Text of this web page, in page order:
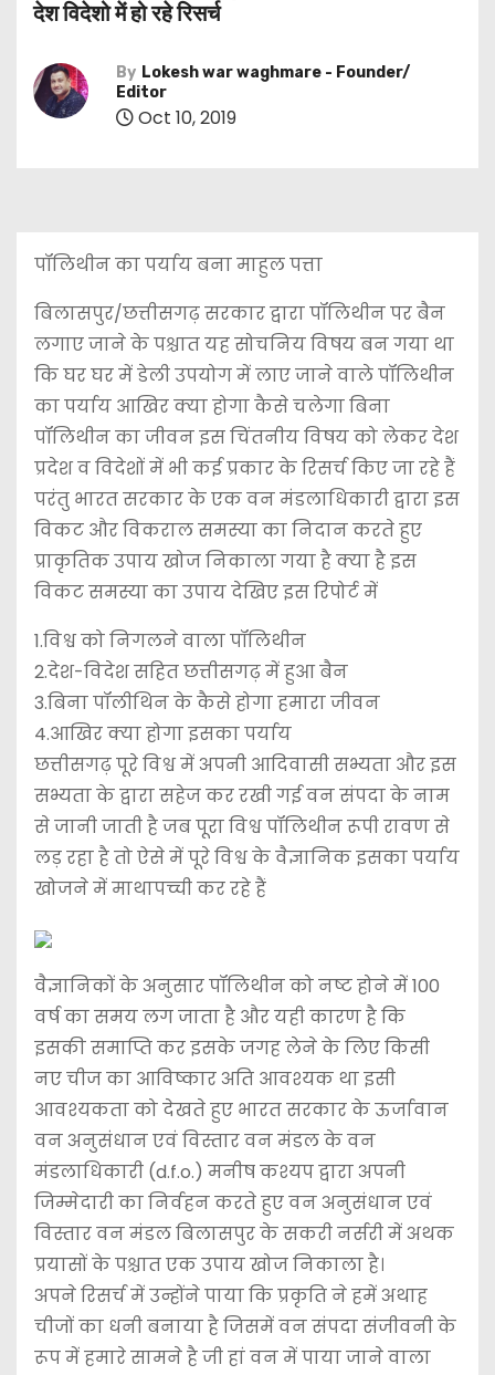
देश विदेशो में हो रहे रिसर्च
By Lokesh war waghmare - Founder/
Editor
Oct 10, 2019
पॉलिथीन का पर्याय बना माहुल पत्ता
बिलासपुर/छत्तीसगढ़ सरकार द्वारा पॉलिथीन पर बैन
लगाए जाने के पश्चात यह सोचनिय विषय बन गया था
कि घर घर में डेली उपयोग में लाए जाने वाले पॉलिथीन
का पर्याय आखिर क्या होगा कैसे चलेगा बिना
पॉलिथीन का जीवन इस चिंतनीय विषय को लेकर देश
प्रदेश व विदेशों में भी कई प्रकार के रिसर्च किए जा रहे हैं
परंतु भारत सरकार के एक वन मंडलाधिकारी द्वारा इस
विकट और विकराल समस्या का निदान करते हुए
प्राकृतिक उपाय खोज निकाला गया है क्या है इस
विकट समस्या का उपाय देखिए इस रिपोर्ट में
1.विश्व को निगलने वाला पॉलिथीन
2.देश-विदेश सहित छत्तीसगढ़ में हुआ बैन
3.बिना पॉलीथिन के कैसे होगा हमारा जीवन
4.आखिर क्या होगा इसका पर्याय
छत्तीसगढ़ पूरे विश्व में अपनी आदिवासी सभ्यता और इस
सभ्यता के द्वारा सहेज कर रखी गई वन संपदा के नाम
से जानी जाती है जब पूरा विश्व पॉलिथीन रूपी रावण से
लड़ रहा है तो ऐसे में पूरे विश्व के वैज्ञानिक इसका पर्याय
खोजने में माथापच्ची कर रहे हैं
वैज्ञानिकों के अनुसार पॉलिथीन को नष्ट होने में 100
वर्ष का समय लग जाता है और यही कारण है कि
इसकी समाप्ति कर इसके जगह लेने के लिए किसी
नए चीज का आविष्कार अति आवश्यक था इसी
आवश्यकता को देखते हुए भारत सरकार के ऊर्जावान
वन अनुसंधान एवं विस्तार वन मंडल के वन
मंडलाधिकारी (d.f.o.) मनीष कश्यप द्वारा अपनी
जिम्मेदारी का निर्वहन करते हुए वन अनुसंधान एवं
विस्तार वन मंडल बिलासपुर के सकरी नर्सरी में अथक
प्रयासों के पश्चात एक उपाय खोज निकाला है।
अपने रिसर्च में उन्होंने पाया कि प्रकृति ने हमें अथाह
चीजों का धनी बनाया है जिसमें वन संपदा संजीवनी के
रूप में हमारे सामने है जी हां वन में पाया जाने वाला